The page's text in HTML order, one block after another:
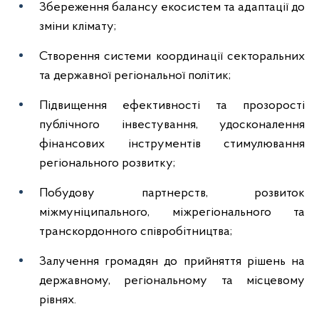
Збереження балансу екосистем та адаптації до
зміни клімату;
Створення системи координації секторальних
та державної регіональної політик;
Підвищення ефективності та прозорості
публічного інвестування, удосконалення
фінансових інструментів стимулювання
регіонального розвитку;
Побудову партнерств, розвиток
міжмуніципального, міжрегіонального та
транскордонного співробітництва;
Залучення громадян до прийняття рішень на
державному, регіональному та місцевому
рівнях.